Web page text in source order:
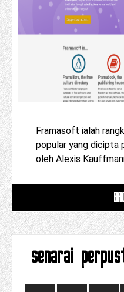
Framasoft ialah
popular yang dicipta
oleh Alexis
senarai